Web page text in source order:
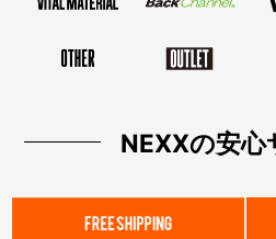
NEXXの安心